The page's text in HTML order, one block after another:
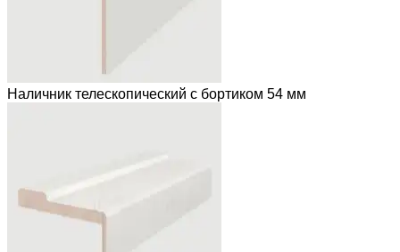
Наличник телескопический с бортиком 54 мм